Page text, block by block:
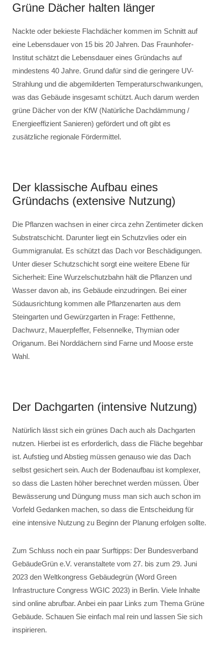
Grüne Dächer halten länger
Nackte oder bekieste Flachdächer kommen im Schnitt auf
eine Lebensdauer von 15 bis 20 Jahren. Das Fraunhofer-
Institut schätzt die Lebensdauer eines Gründachs auf
mindestens 40 Jahre. Grund dafür sind die geringere UV-
Strahlung und die abgemilderten Temperaturschwankungen,
was das Gebäude insgesamt schützt. Auch darum werden
grüne Dächer von der KfW (Natürliche Dachdämmung /
Energieeffizient Sanieren) gefördert und oft gibt es
zusätzliche regionale Fördermittel.
Der klassische Aufbau eines
Gründachs (extensive Nutzung)
Die Pflanzen wachsen in einer circa zehn Zentimeter dicken
Substratschicht. Darunter liegt ein Schutzvlies oder ein
Gummigranulat. Es schützt das Dach vor Beschädigungen.
Unter dieser Schutzschicht sorgt eine weitere Ebene für
Sicherheit: Eine Wurzelschutzbahn hält die Pflanzen und
Wasser davon ab, ins Gebäude einzudringen. Bei einer
Südausrichtung kommen alle Pflanzenarten aus dem
Steingarten und Gewürzgarten in Frage: Fetthenne,
Dachwurz, Mauerpfeffer, Felsennelke, Thymian oder
Origanum. Bei Norddächern sind Farne und Moose erste
Wahl.
Der Dachgarten (intensive Nutzung)
Natürlich lässt sich ein grünes Dach auch als Dachgarten
nutzen. Hierbei ist es erforderlich, dass die Fläche begehbar
ist. Aufstieg und Abstieg müssen genauso wie das Dach
selbst gesichert sein. Auch der Bodenaufbau ist komplexer,
so dass die Lasten höher berechnet werden müssen. Über
Bewässerung und Düngung muss man sich auch schon im
Vorfeld Gedanken machen, so dass die Entscheidung für
eine intensive Nutzung zu Beginn der Planung erfolgen sollte.
Zum Schluss noch ein paar Surftipps: Der Bundesverband
GebäudeGrün e.V. veranstaltete vom 27. bis zum 29. Juni
2023 den Weltkongress Gebäudegrün (Word Green
Infrastructure Congress WGIC 2023) in Berlin. Viele Inhalte
sind online abrufbar. Anbei ein paar Links zum Thema Grüne
Gebäude. Schauen Sie einfach mal rein und lassen Sie sich
inspirieren.